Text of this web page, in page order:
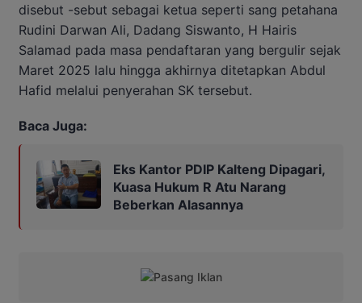
disebut -sebut sebagai ketua seperti sang petahana
Rudini Darwan Ali, Dadang Siswanto, H Hairis
Salamad pada masa pendaftaran yang bergulir sejak
Maret 2025 lalu hingga akhirnya ditetapkan Abdul
Hafid melalui penyerahan SK tersebut.
Baca Juga:
Eks Kantor PDIP Kalteng Dipagari,
Kuasa Hukum R Atu Narang
Beberkan Alasannya